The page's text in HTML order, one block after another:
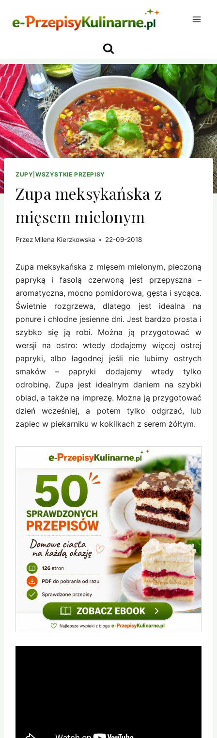
ZUPY WSZYSTKIE PRZEPISY
Zupa meksykańska z
mięsem mielonym
Przez Milena Kierzkowska 22-09-2018
Zupa meksykańska z mięsem mielonym, pieczoną
papryką i fasolą czerwoną jest przepyszna –
aromatyczna, mocno pomidorowa, gęsta i sycąca.
Świetnie rozgrzewa, dlatego jest idealna na
ponure i chłodne jesienne dni. Jest bardzo prosta i
szybko się ją robi. Można ją przygotować w
wersji na ostro: wtedy dodajemy więcej ostrej
papryki, albo łagodnej jeśli nie lubimy ostrych
smaków – papryki dodajemy wtedy tylko
odrobinę. Zupa jest idealnym daniem na szybki
obiad, a także na imprezę. Można ją przygotować
dzień wcześniej, a potem tylko odgrzać, lub
zapiec w piekarniku w kokilkach z serem żółtym.